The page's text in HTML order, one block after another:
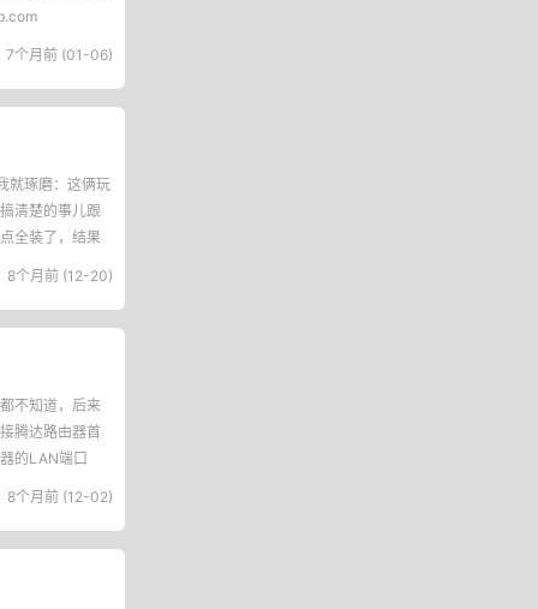
7个月前 (01-06)
就琢磨：这俩玩
清楚的事儿跟
全装了，结果
8个月前 (12-20)
不知道，后来
腾达路由器首
的LAN端口
8个月前 (12-02)